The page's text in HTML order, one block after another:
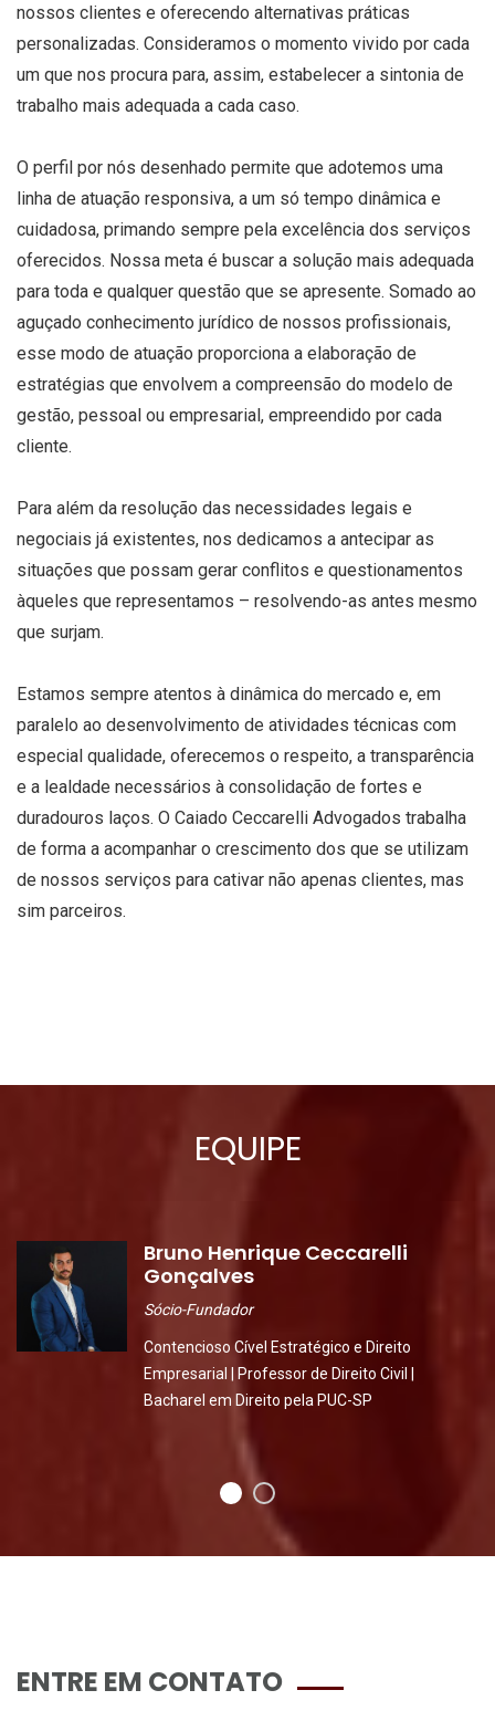
nossos clientes e oferecendo alternativas práticas
personalizadas. Consideramos o momento vivido por cada
um que nos procura para, assim, estabelecer a sintonia de
trabalho mais adequada a cada caso.
O perfil por nós desenhado permite que adotemos uma
linha de atuação responsiva, a um só tempo dinâmica e
cuidadosa, primando sempre pela excelência dos serviços
oferecidos. Nossa meta é buscar a solução mais adequada
para toda e qualquer questão que se apresente. Somado ao
aguçado conhecimento jurídico de nossos profissionais,
esse modo de atuação proporciona a elaboração de
estratégias que envolvem a compreensão do modelo de
gestão, pessoal ou empresarial, empreendido por cada
cliente.
Para além da resolução das necessidades legais e
negociais já existentes, nos dedicamos a antecipar as
situações que possam gerar conflitos e questionamentos
àqueles que representamos – resolvendo-as antes mesmo
que surjam.
Estamos sempre atentos à dinâmica do mercado e, em
paralelo ao desenvolvimento de atividades técnicas com
especial qualidade, oferecemos o respeito, a transparência
e a lealdade necessários à consolidação de fortes e
duradouros laços. O Caiado Ceccarelli Advogados trabalha
de forma a acompanhar o crescimento dos que se utilizam
de nossos serviços para cativar não apenas clientes, mas
sim parceiros.
EQUIPE
Bruno Henrique Ceccarelli
Gonçalves
Sócio-Fundador
Contencioso Cível Estratégico e Direito
Empresarial | Professor de Direito Civil |
Bacharel em Direito pela PUC-SP
ENTRE EM CONTATO